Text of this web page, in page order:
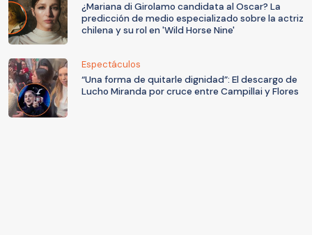
¿Mariana di Girolamo candidata al Oscar? La
predicción de medio especializado sobre la actriz
chilena y su rol en 'Wild Horse Nine'
Espectáculos
“Una forma de quitarle dignidad”: El descargo de
Lucho Miranda por cruce entre Campillai y Flores